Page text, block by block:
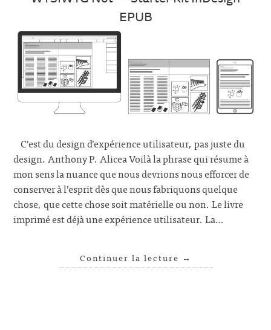
EPUB
C’est du design d’expérience utilisateur, pas juste du
design. Anthony P. Alicea Voilà la phrase qui résume à
mon sens la nuance que nous devrions nous efforcer de
conserver à l’esprit dès que nous fabriquons quelque
chose, que cette chose soit matérielle ou non. Le livre
imprimé est déjà une expérience utilisateur. La…
Continuer la lecture →